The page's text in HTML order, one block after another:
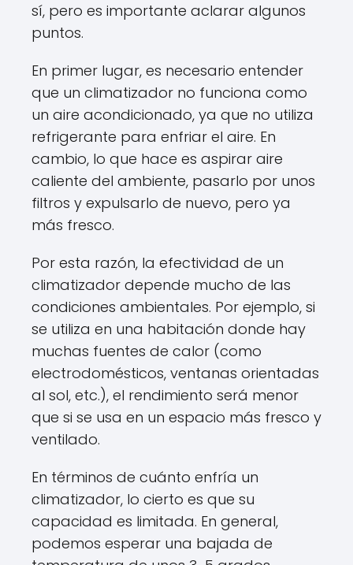
sí, pero es importante aclarar algunos
puntos.
En primer lugar, es necesario entender
que un climatizador no funciona como
un aire acondicionado, ya que no utiliza
refrigerante para enfriar el aire. En
cambio, lo que hace es aspirar aire
caliente del ambiente, pasarlo por unos
filtros y expulsarlo de nuevo, pero ya
más fresco.
Por esta razón, la efectividad de un
climatizador depende mucho de las
condiciones ambientales. Por ejemplo, si
se utiliza en una habitación donde hay
muchas fuentes de calor (como
electrodomésticos, ventanas orientadas
al sol, etc.), el rendimiento será menor
que si se usa en un espacio más fresco y
ventilado.
En términos de cuánto enfría un
climatizador, lo cierto es que su
capacidad es limitada. En general,
podemos esperar una bajada de